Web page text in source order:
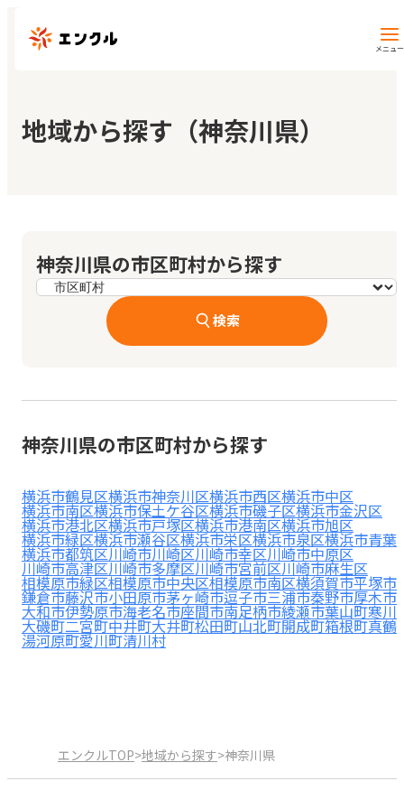
メニュー
保育園・幼稚園を探す
マイページ
閲覧履歴
見学日記
メッセージ
おすすめの園
エンクルの特徴と活用方法
コラム
お知らせ
地域から探す（神奈川県）
神奈川県の市区町村から探す
検索
神奈川県の市区町村から探す
横浜市鶴見区横浜市神奈川区横浜市西区横浜市中区
横浜市南区横浜市保土ケ谷区横浜市磯子区横浜市金沢区
横浜市港北区横浜市戸塚区横浜市港南区横浜市旭区
横浜市緑区横浜市瀬谷区横浜市栄区横浜市泉区横浜市青葉
横浜市都筑区川崎市川崎区川崎市幸区川崎市中原区
川崎市高津区川崎市多摩区川崎市宮前区川崎市麻生区
相模原市緑区相模原市中央区相模原市南区横須賀市平塚市
鎌倉市藤沢市小田原市茅ヶ崎市逗子市三浦市秦野市厚木市
大和市伊勢原市海老名市座間市南足柄市綾瀬市葉山町寒川
大磯町二宮町中井町大井町松田町山北町開成町箱根町真鶴
湯河原町愛川町清川村
エンクルTOP>地域から探す>神奈川県